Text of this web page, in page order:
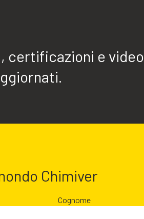
certificazioni e video
Chimiver
Cognome